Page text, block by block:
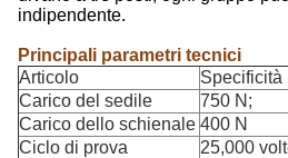
indipendente.
Principali parametri tecnici
Articolo
Specificità
Carico del sedile
750 N;
Carico dello schienale 400 N
Ciclo di prova
25,000